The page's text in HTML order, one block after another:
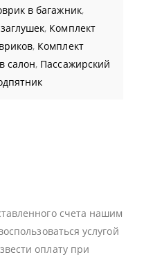
в багажник,
, Комплект
, Комплект
салон, Пассажирский
счета нашим
услугой
оплату при